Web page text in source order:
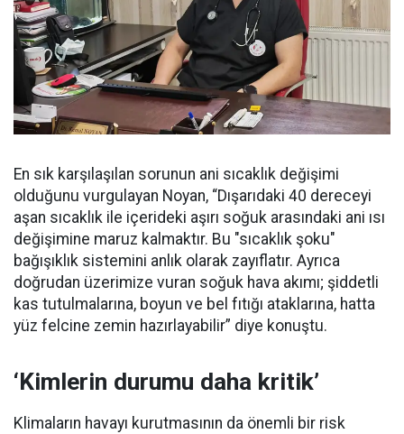
En sık karşılaşılan sorunun ani sıcaklık değişimi
olduğunu vurgulayan Noyan, “Dışarıdaki 40 dereceyi
aşan sıcaklık ile içerideki aşırı soğuk arasındaki ani ısı
değişimine maruz kalmaktır. Bu "sıcaklık şoku"
bağışıklık sistemini anlık olarak zayıflatır. Ayrıca
doğrudan üzerimize vuran soğuk hava akımı; şiddetli
kas tutulmalarına, boyun ve bel fıtığı ataklarına, hatta
yüz felcine zemin hazırlayabilir” diye konuştu.
‘Kimlerin durumu daha kritik’
Klimaların havayı kurutmasının da önemli bir risk